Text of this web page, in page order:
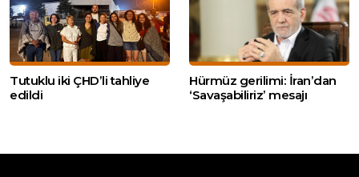
Tutuklu iki ÇHD’li tahliye
edildi
Hürmüz gerilimi: İran’dan
‘Savaşabiliriz’ mesajı